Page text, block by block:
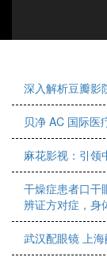
深入解析豆瓣影
贝净 AC 国际医
麻花影视：引领
干燥症患者口干
辨证方对症，身
武汉配眼镜 上